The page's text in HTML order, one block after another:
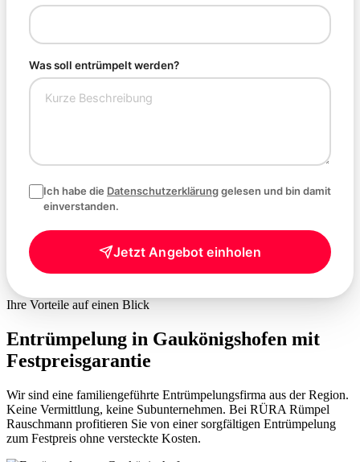
Was soll entrümpelt werden?
Ich habe die Datenschutzerklärunggelesen und bin damit
einverstanden.
Jetzt Angebot einholen
Ihre Vorteile auf einen Blick
Entrümpelung in Gaukönigshofen mit
Festpreisgarantie
Wir sind eine familiengeführte Entrümpelungsfirma aus der Region.
Keine Vermittlung, keine Subunternehmen. Bei RÜRA Rümpel
Rauschmann profitieren Sie von einer sorgfältigen Entrümpelung
zum Festpreis ohne versteckte Kosten.